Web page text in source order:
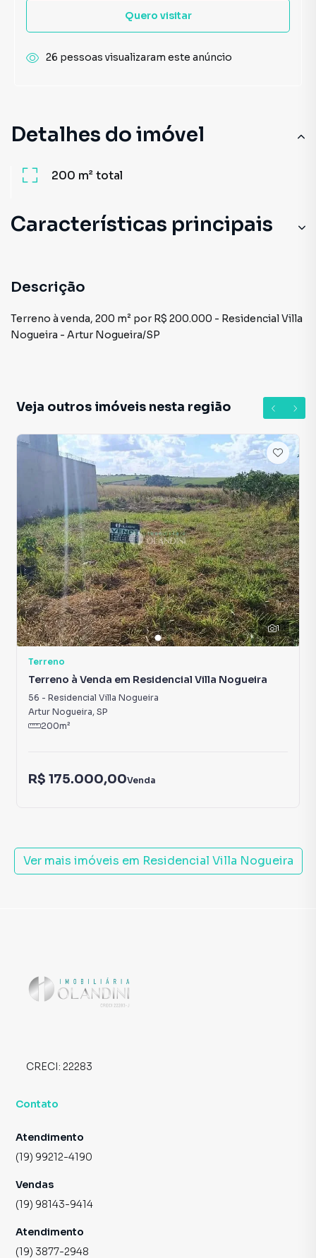
Detalhes do imóvel
200 m²total
Características principais
Descrição
Terreno à venda, 200 m² por R$ 200.000 - Residencial Villa
Nogueira - Artur Nogueira/SP
Veja outros imóveis nesta região
1
Terreno
Terreno à Venda em Residencial Villa Nogueira
56 - Residencial Villa Nogueira
Artur Nogueira, SP
200m²
R$ 175.000,00Venda
Ver mais imóveis em Residencial Villa Nogueira
Quero visitar
26 pessoas visualizaram este anúncio
CRECI: 22283
Contato
Atendimento
(19) 99212-4190
Vendas
(19) 98143-9414
Atendimento
(19) 3877-2948